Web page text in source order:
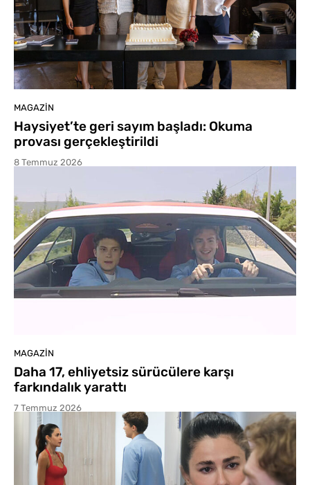
MAGAZIN
Haysiyet’te geri sayım başladı: Okuma
provası gerçekleştirildi
8 Temmuz 2026
MAGAZIN
Daha 17, ehliyetsiz sürücülere karşı
farkındalık yarattı
7 Temmuz 2026